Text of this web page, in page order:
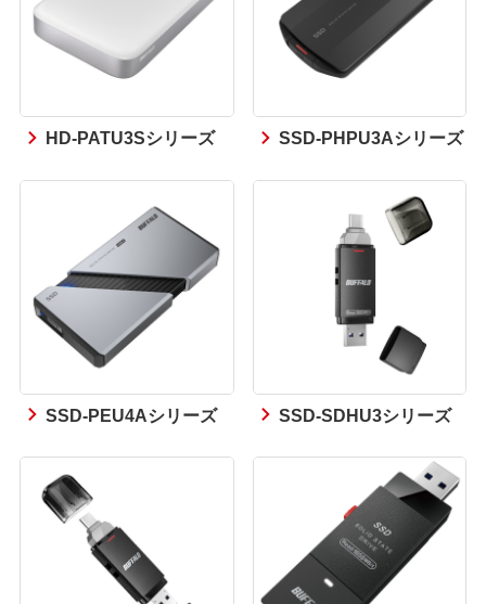
HD-PATU3Sシリーズ SSD-PHPU3Aシリーズ
SSD-PEU4Aシリーズ SSD-SDHU3シリーズ